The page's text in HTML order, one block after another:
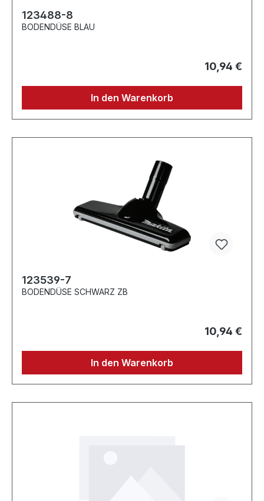
123488-8
BODENDÜSE BLAU
10,94 €
In den Warenkorb
123539-7
BODENDÜSE SCHWARZ ZB
10,94 €
In den Warenkorb